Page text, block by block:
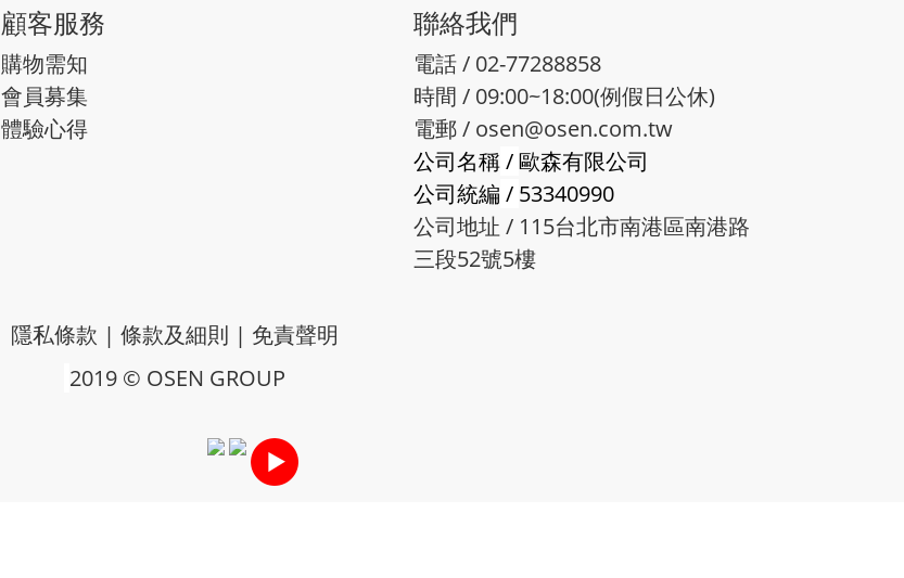
顧客服務
購物需知
會員募集
體驗心得
聯絡我們
電話 / 02-77288858
時間 / 09:00~18:00(例假日公休)
電郵 / osen@osen.com.tw
公司名稱/歐森有限公司
公司統編 / 53340990
公司地址 / 115台北市南港區南港路
三段52號5樓
隱私條款 | 條款及細則 | 免責聲明
2019 © OSEN GROUP